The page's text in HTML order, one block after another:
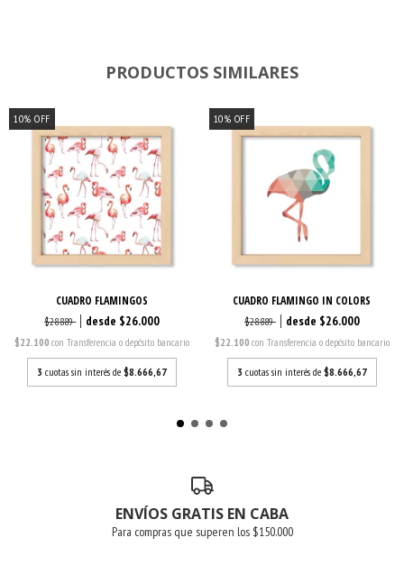
PRODUCTOS SIMILARES
10% OFF
CUADRO FLAMINGOS
$28.889 $26.000
$22.100con Transferencia o depósito bancario
3 cuotas sin interés de$8.666,67
10% OFF
CUADRO FLAMINGO IN COLORS
$28.889 $26.000
$22.100 con Transferencia o depósito bancario
3 cuotas sin interés de $8.666,67
ENVÍOS GRATIS EN CABA
Para compras que superen los $150.000